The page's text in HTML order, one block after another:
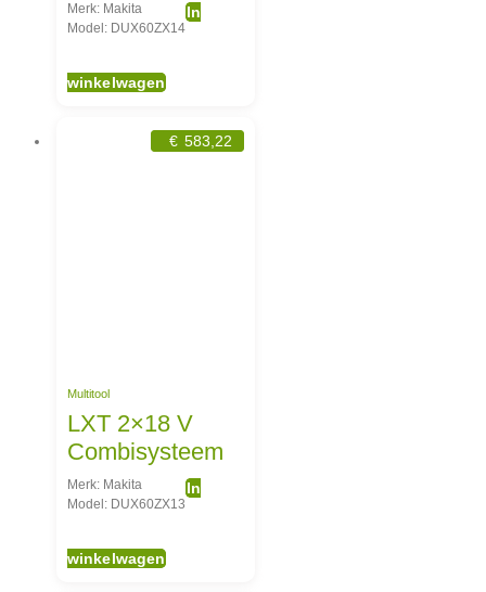
Merk: Makita
Model: DUX60ZX14
In
winkelwagen
€ 583,22
Multitool
LXT 2×18 V
Combisysteem
Merk: Makita
Model: DUX60ZX13
In
winkelwagen